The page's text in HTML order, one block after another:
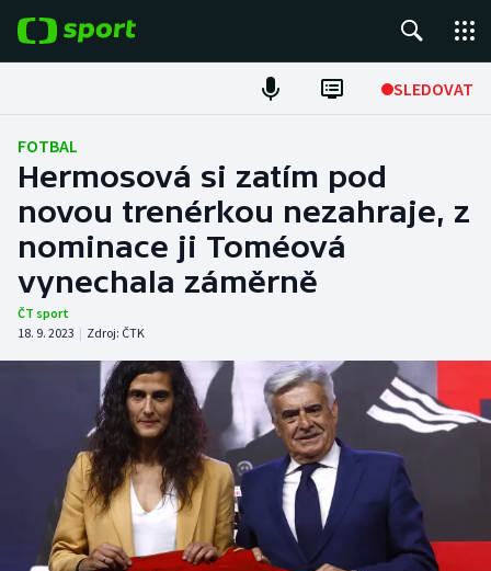
SLEDOVAT
Fotbal
Hokej
Tenis
Atletika
DALŠÍ SPORTY
Americký fotbal
Baseball a softbal
Basketbal
NEPŘEHLÉDNĚTE
Soutěže
Historické návraty
FOTBAL
Hermosová si zatím pod
novou trenérkou nezahraje, z
nominace ji Toméová
vynechala záměrně
ČT sport
18. 9. 2023 | Zdroj: ČTK